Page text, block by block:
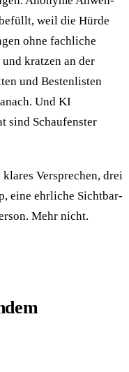
weil die Hürde
ohne fach­liche
kratzen an der
und Bestenlisten
Und KI
sind Schau­fenster
Versprechen, drei
eine ehrliche Sichtbar­
Mehr nicht.